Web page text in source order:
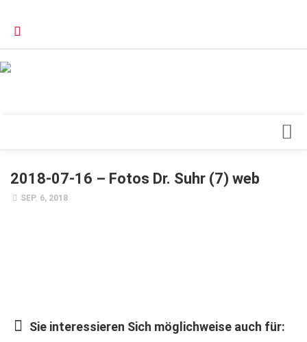
Forschung
2018-07-16 – Fotos Dr. Suhr (7) web
SEP. 6, 2018
Sie interessieren Sich möglichweise auch für: